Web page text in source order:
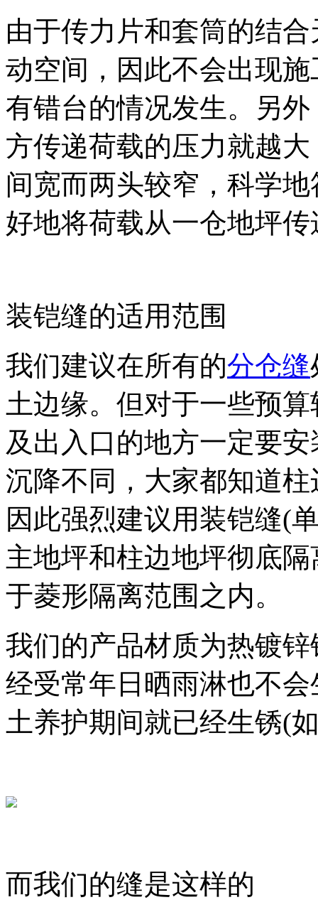
由于传力片和套筒的结
动空间，因此不会出现
有错台的情况发生。另
方传递荷载的压力就越
间宽而两头较窄，科学
好地将荷载从一仓地坪
装铠缝的适用范围
我们建议在所有的分仓缝
土边缘。但对于一些预
及出入口的地方一定要
沉降不同，大家都知道
因此强烈建议用装铠缝(
主地坪和柱边地坪彻底
于菱形隔离范围之内。
我们的产品材质为热镀
经受常年日晒雨淋也不
土养护期间就已经生锈(
而我们的缝是这样的